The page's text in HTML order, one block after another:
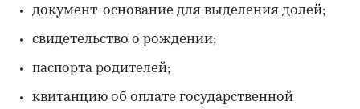
документ-основание для выделения долей;
свидетельство о рождении;
паспорта родителей;
квитанцию об оплате государственной